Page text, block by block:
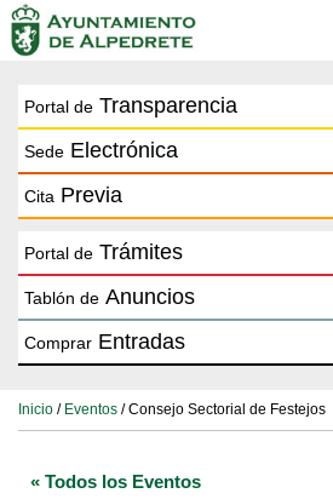
Portal de Transparencia
Sede Electrónica
Cita Previa
Portal de Trámites
Tablón de Anuncios
Comprar Entradas
Inicio / Eventos / Consejo Sectorial de Festejos
« Todos los Eventos